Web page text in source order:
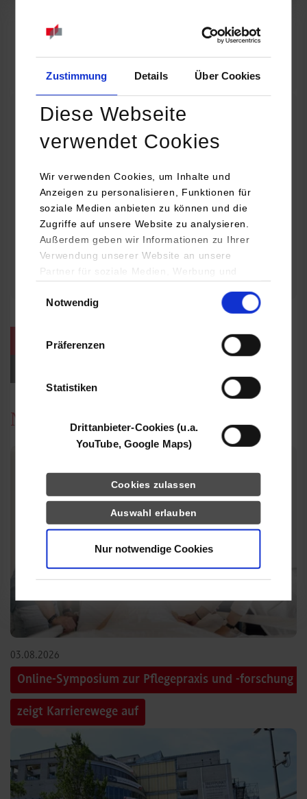
Zustimmung Details Über Cookies
Diese Webseite
verwendet Cookies
Wir verwenden Cookies, um Inhalte und
Anzeigen zu personalisieren, Funktionen für
soziale Medien anbieten zu können und die
Zugriffe auf unsere Website zu analysieren.
Außerdem geben wir Informationen zu Ihrer
Verwendung unserer Website an unsere
Partner für soziale Medien, Werbung und
YouTube, Google Maps) führen diese
Daten zusammen, die Sie ihnen bereitgestellt
haben oder die sie im Rahmen Ihrer Nutzung
Notwendig
Präferenzen
Statistiken
Drittanbieter-Cookies (u.a.
YouTube, Google Maps)
Cookies zulassen
Auswahl erlauben
Nur notwendige Cookies
Online INDIS-Infoveranstaltung für Studierende
Zum Event
Technologietag: Clean Urban Transportation –
nachhaltige Mobilität im (sub)urbanen Umfeld
16.09.2026 - 17.09.2026
Im Mittelpunkt stehen elektrische Antriebe, moderne
Batterietechnologien und innovative Fahrzeugkonzepte für
nachhaltige Mobilität in Stadt und…
weitere Veranstaltungen / Termine
News
03.08.2026
Online-Symposium zur Pflegepraxis und -forschung
zeigt Karrierewege auf